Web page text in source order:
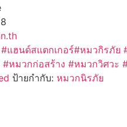
แฮนด์สแตกเกอร์#หมวกิรภั
หมวกก่อสร้าง #หมวกวิศวะ
ป้ายกำกับ: หมวกนิรภัย